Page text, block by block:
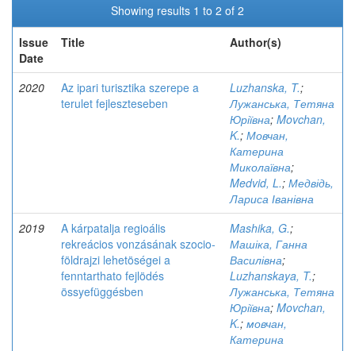
Showing results 1 to 2 of 2
Issue
Date
Title Author(s)
2020
Az ipari turisztika szerepe a
terulet fejleszteseben
Luzhanska, T.;
Лужанська, Тетяна
Юріївна; Movchan,
K.; Мовчан,
Катерина
Миколаївна;
Medvid, L.; Медвідь,
Лариса Іванівна
2019
A kárpatalja regioális
rekreácios vonzásának szocio-
földrajzi lehetöségei a
fenntarthato fejlödés
össyefüggésben
Mashika, G.;
Машіка, Ганна
Василівна;
Luzhanskaya, T.;
Лужанська, Тетяна
Юріївна; Movchan,
K.; мовчан,
Катерина